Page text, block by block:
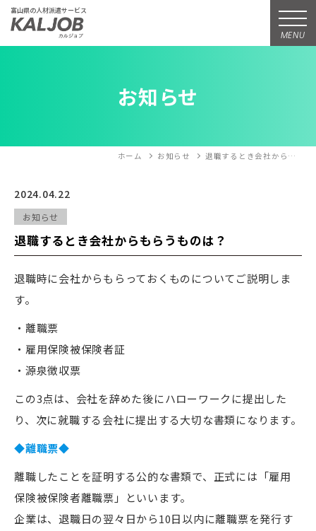
富山県の人材派遣サービス
MENU
お知らせ
ホーム お知らせ 退職するとき会社から…
2024.04.22
お知らせ
退職するとき会社からもらうものは？
退職時に会社からもらっておくものについてご説明しま
す。
・離職票
・雇用保険被保険者証
・源泉徴収票
この3点は、会社を辞めた後にハローワークに提出した
り、次に就職する会社に提出する大切な書類になります。
◆離職票◆
離職したことを証明する公的な書類で、正式には「雇用
保険被保険者離職票」といいます。
企業は、退職日の翌々日から10日以内に離職票を発行す